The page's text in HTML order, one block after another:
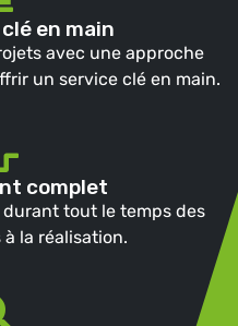
en main
avec une approche
un service clé en main.
complet
tout le temps des
la réalisation.